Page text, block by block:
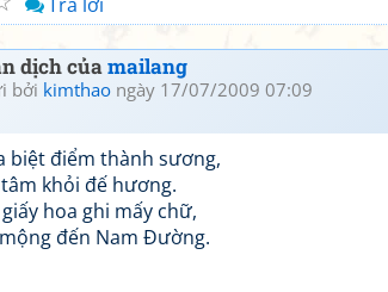
dịch củamailang
bởi kimthao ngày 17/07/2009 07:09
biệt điểm thành sương,
khỏi đế hương.
hoa ghi mấy chữ,
đến Nam Đường.